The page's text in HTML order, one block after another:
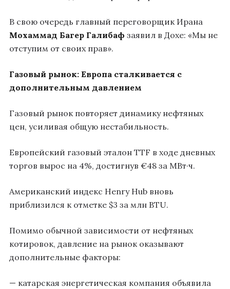
В свою очередь главный переговорщик Ирана
Мохаммад Багер Галибаф заявил в Дохе: «Мы не
отступим от своих прав».
Газовый рынок: Европа сталкивается с
дополнительным давлением
Газовый рынок повторяет динамику нефтяных
цен, усиливая общую нестабильность.
Европейский газовый эталон TTF в ходе дневных
торгов вырос на 4%, достигнув €48 за МВт·ч.
Американский индекс Henry Hub вновь
приблизился к отметке $3 за млн BTU.
Помимо обычной зависимости от нефтяных
котировок, давление на рынок оказывают
дополнительные факторы:
— катарская энергетическая компания объявила